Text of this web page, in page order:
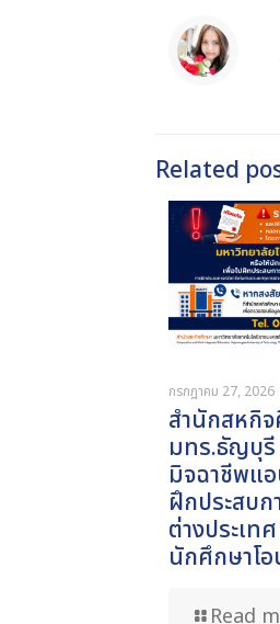
Related
กรกฎาคม 27, 2026
สำนักสหกิ
มทร.ธัญบุรี
มิจฉาชีพแอ
ฝึกประสบ
ต่างประเท
นักศึกษาโอ
Read